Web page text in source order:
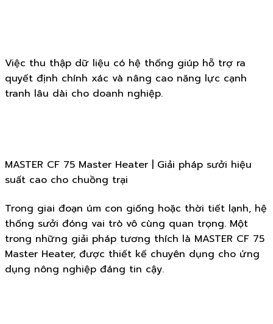
Việc thu thập dữ liệu có hệ thống giúp hỗ trợ ra
quyết định chính xác và nâng cao năng lực cạnh
tranh lâu dài cho doanh nghiệp.
MASTER CF 75 Master Heater | Giải pháp sưởi hiệu
suất cao cho chuồng trại
Trong giai đoạn úm con giống hoặc thời tiết lạnh, hệ
thống sưởi đóng vai trò vô cùng quan trọng. Một
trong những giải pháp tương thích là MASTER CF 75
Master Heater, được thiết kế chuyên dụng cho ứng
dụng nông nghiệp đáng tin cậy.